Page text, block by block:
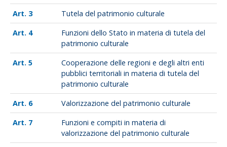
3
Tutela del patrimonio culturale
4
Funzioni dello Stato in materia di tutela del
patrimonio culturale
5
Cooperazione delle regioni e degli altri enti
pubblici territoriali in materia di tutela del
patrimonio culturale
6
Valorizzazione del patrimonio culturale
7
Funzioni e compiti in materia di
valorizzazione del patrimonio culturale